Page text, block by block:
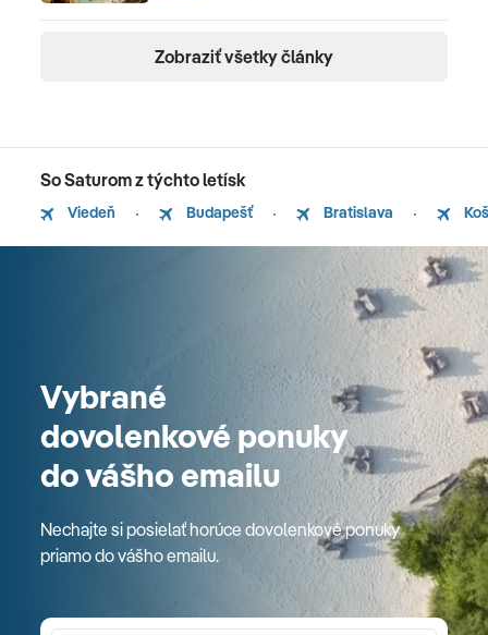
Zobraziť všetky články
So Saturom z týchto letísk
Viedeň Budapešť Bratislava
Vybrané
dovolenkové ponuky
do vášho emailu
Nechajte si posielať horúce dovolenkové ponuky
priamo do vášho emailu.